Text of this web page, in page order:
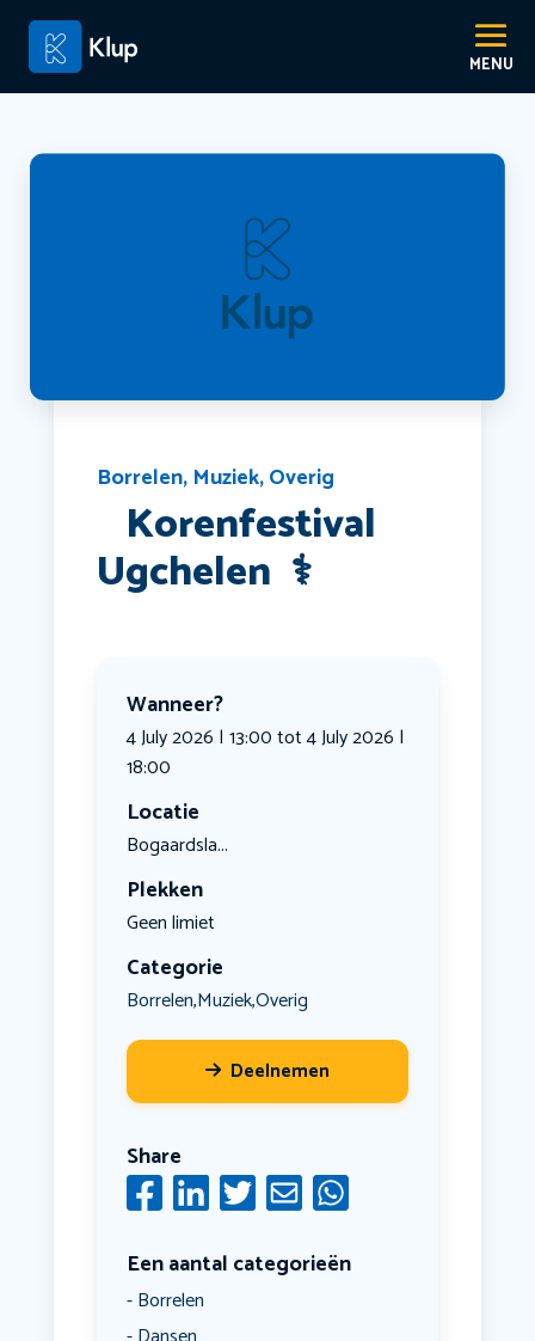
Borrelen, Muziek,Overig
‍ ‍ ‍ Korenfestival
Ugchelen ️ ‍⚕️ ‍
Wanneer?
4 July 2026 | 13:00 tot 4 July 2026 |
18:00
Locatie
Bogaardsla...
Plekken
Geen limiet
Categorie
Borrelen,Muziek,Overig
Deelnemen
Share
Een aantal categorieën
Borrelen